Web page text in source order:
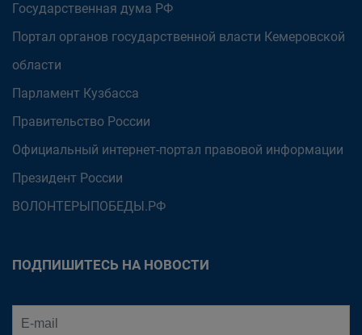
Государственная дума РФ
Портал органов государственной власти Кемеровской
области
Парламент Кузбасса
Правительство России
Официальный интернет-портал правовой информации
Президент России
ВОЛОНТЕРЫПОБЕДЫ.РФ
ПОДПИШИТЕСЬ НА НОВОСТИ